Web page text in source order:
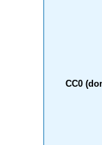
CC0